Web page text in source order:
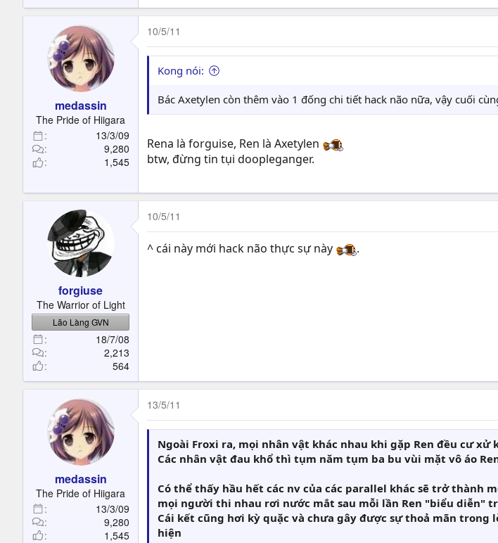
medassin
The Pride of Hiigara
13/3/09
9,280
1,545
10/5/11
Kong nói:
Bác Axetylen còn thêm vào 1 đống chi tiết hack não nữa, vậy cuối
Rena là forguise, Ren là Axetylen
btw, đừng tin tụi doopleganger.
forgiuse
The Warrior of Light
Lão Làng GVN
18/7/08
2,213
564
10/5/11
^ cái này mới hack não thực sự này .
medassin
The Pride of Hiigara
13/3/09
9,280
1,545
13/5/11
Ngoài Froxi ra, mọi nhân vật khác nhau khi gặp Ren đều cư
Các nhân vật đau khổ thì tụm năm tụm ba bu vùi mặt vô áo
Có thể thấy hầu hết các nv của các parallel khác sẽ trở thành
mọi người thi nhau rơi nước mắt sau mỗi lần Ren "biểu diễn"
Cái kết cũng hơi kỳ quặc và chưa gây được sự thoả mãn
hiện